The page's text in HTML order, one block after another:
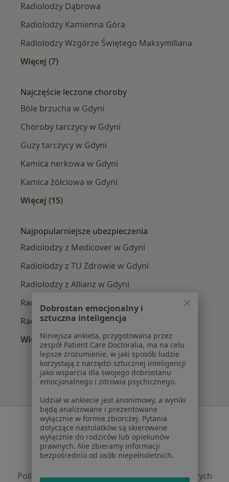
Radiolodzy Dąbrowa
Radiolodzy Kamienna Góra
Radiolodzy Wzgórze Świętego Maksymiliana
Więcej (7)
Najczęście leczone choroby
Bóle brzucha w Gdyni
Choroby tarczycy w Gdyni
Guzy tarczycy w Gdyni
Kamica nerkowa w Gdyni
Kamica żółciowa w Gdyni
Więcej (15)
Najpopularniejsze ubezpieczenia
Radiolodzy z Medicover w Gdyni
Radiolodzy z TU Zdrowie w Gdyni
Radiolodzy z Allianz w Gdyni
Radiolodzy z Signal Iduna w Gdyni
Radiolodzy z Compensa w Gdyni
Więcej (5)
Więcej w kategorii: Najpopularniejsze
Serwis
Regulamin
Polityka prywatności pacjentów
Polityka prywatności profesjonalistów
Polityka prywatności dla profesjonalistów, których
Dobrostan emocjonalny i
sztuczna inteligencja
Niniejsza ankieta, przygotowana przez
zespół Patient Care Doctoralia, ma na celu
lepsze zrozumienie, w jaki sposób ludzie
korzystają z narzędzi sztucznej inteligencji
jako wsparcia dla swojego dobrostanu
emocjonalnego i zdrowia psychicznego.
Udział w ankiecie jest anonimowy, a wyniki
będą analizowane i prezentowane
wyłącznie w formie zbiorczej. Pytania
dotyczące nastolatków są skierowane
wyłącznie do rodziców lub opiekunów
prawnych. Nie zbieramy informacji
bezpośrednio od osób niepełnoletnich.